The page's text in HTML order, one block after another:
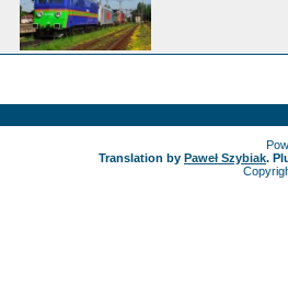
Translation by Paweł Szybiak.